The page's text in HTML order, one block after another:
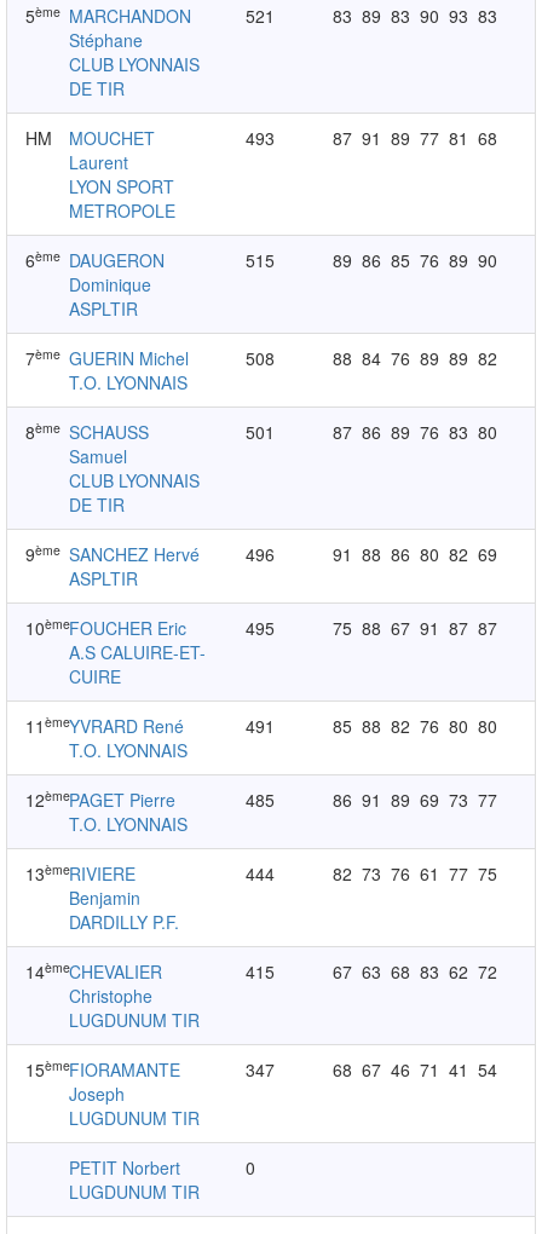
5ème MARCHANDON
Stéphane
CLUB LYONNAIS
DE TIR
521 83 89 83 90 93 83
HM
MOUCHET
Laurent
LYON SPORT
METROPOLE
493 87 91 89 77 81 68
6ème DAUGERON
Dominique
ASPLTIR
515 89 86 85 76 89 90
7ème GUERIN Michel
T.O. LYONNAIS
508 88 84 76 89 89 82
8ème SCHAUSS
Samuel
CLUB LYONNAIS
DE TIR
501 87 86 89 76 83 80
9ème SANCHEZ Hervé
ASPLTIR
496 91 88 86 80 82 69
10èmeFOUCHER Eric
A.S CALUIRE-ET-
CUIRE
495 75 88 67 91 87 87
11 èmeYVRARD René
T.O. LYONNAIS
491 85 88 82 76 80 80
12èmePAGET Pierre
T.O. LYONNAIS
485 86 91 89 69 73 77
13èmeRIVIERE
Benjamin
DARDILLY P.F.
444 82 73 76 61 77 75
14èmeCHEVALIER
Christophe
LUGDUNUM TIR
415 67 63 68 83 62 72
15èmeFIORAMANTE
Joseph
LUGDUNUM TIR
347 68 67 46 71 41 54
PETIT Norbert
LUGDUNUM TIR
0